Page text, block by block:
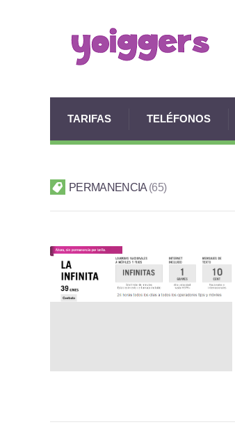
TARIFAS TELÉFONOS
PERMANENCIA 65